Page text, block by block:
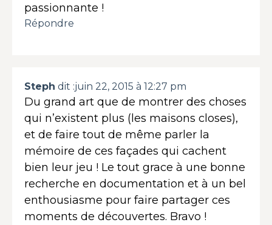
passionnante !
Répondre
Steph dit :juin 22, 2015 à 12:27 pm
Du grand art que de montrer des choses
qui n’existent plus (les maisons closes),
et de faire tout de même parler la
mémoire de ces façades qui cachent
bien leur jeu ! Le tout grace à une bonne
recherche en documentation et à un bel
enthousiasme pour faire partager ces
moments de découvertes. Bravo !